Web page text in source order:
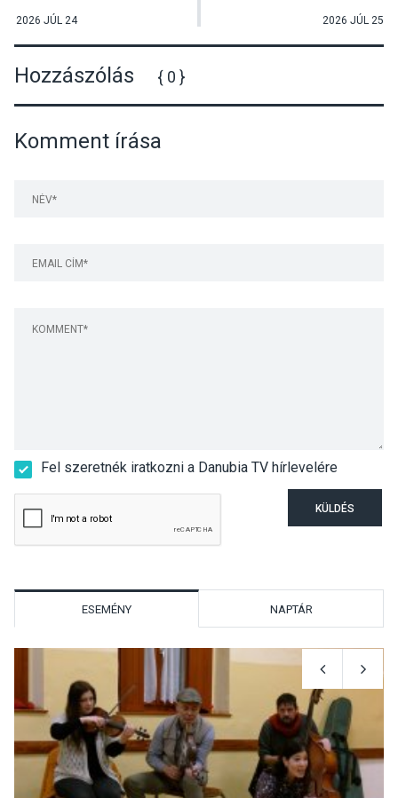
2026 JÚL 24 2026 JÚL 25
Hozzászólás { 0 }
Komment írása
Fel szeretnék iratkozni a Danubia TV hírlevelére
KÜLDÉS
ESEMÉNY NAPTÁR